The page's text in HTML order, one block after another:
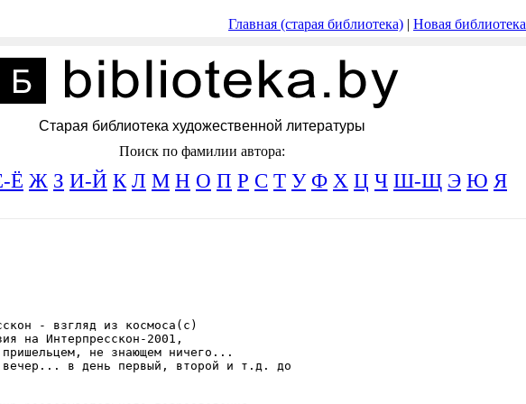
Главная (старая библиотека) | Новая библиотека
Старая библиотека художественной литературы
Поиск по фамилии автора:
Ё Ж З И-Й К Л М Н О П Р С Т У Ф Х Ц Ч Ш-Щ Э Ю Я